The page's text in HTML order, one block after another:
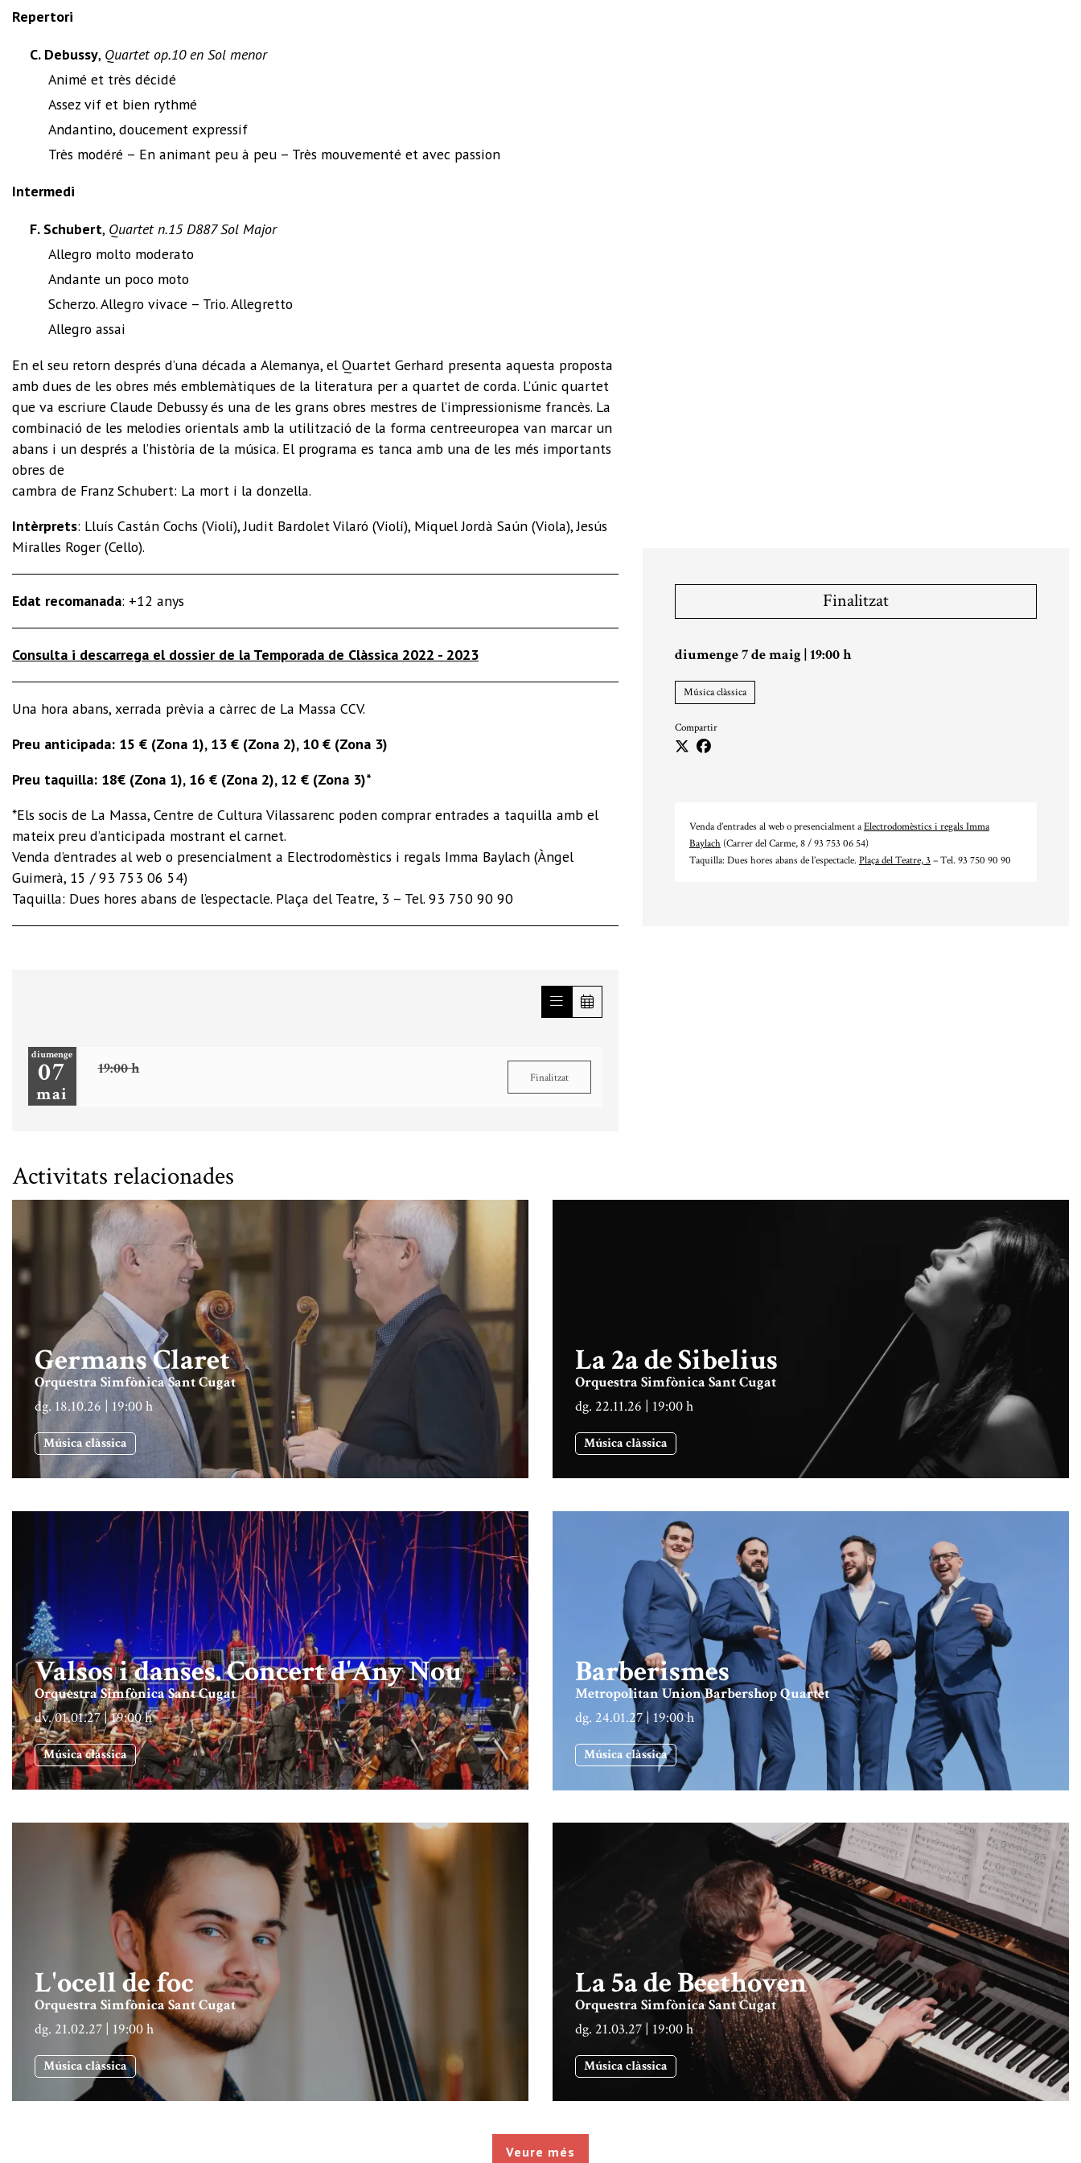
Finalitzat
diumenge 7 de maig | 19:00 h
Música clàssica
Compartir
Venda d’entrades al web o presencialment aElectrodomèstics i regals Imma
Baylach(Carrer del Carme, 8 / 93 753 06 54)
Taquilla: Dues hores abans de l’espectacle.Plaça del Teatre, 3 – Tel. 93 750 90 90
Repertori
C. Debussy, Quartet op.10 en Sol menor
Animé et très décidé
Assez vif et bien rythmé
Andantino, doucement expressif
Très modéré – En animant peu à peu – Très mouvementé et avec passion
Intermedi
F. Schubert, Quartet n.15 D887 Sol Major
Allegro molto moderato
Andante un poco moto
Scherzo. Allegro vivace – Trio. Allegretto
Allegro assai
En el seu retorn després d’una década a Alemanya, el Quartet Gerhard presenta aquesta proposta
amb dues de les obres més emblemàtiques de la literatura per a quartet de corda. L’únic quartet
que va escriure Claude Debussy és una de les grans obres mestres de l’impressionisme francès. La
combinació de les melodies orientals amb la utilització de la forma centreeuropea van marcar un
abans i un després a l’història de la música. El programa es tanca amb una de les més importants
obres de
cambra de Franz Schubert: La mort i la donzella.
Intèrprets: Lluís Castán Cochs (Violí), Judit Bardolet Vilaró (Violí), Miquel Jordà Saún (Viola), Jesús
Miralles Roger (Cello).
Edat recomanada: +12 anys
Consulta i descarrega el dossier de la Temporada de Clàssica 2022 - 2023
Una hora abans, xerrada prèvia a càrrec de La Massa CCV.
Preu anticipada: 15 € (Zona 1), 13 € (Zona 2), 10 € (Zona 3)
Preu taquilla: 18€ (Zona 1), 16 € (Zona 2), 12 € (Zona 3)*
*Els socis de La Massa, Centre de Cultura Vilassarenc poden comprar entrades a taquilla amb el
mateix preu d’anticipada mostrant el carnet.
Venda d’entrades al web o presencialment a Electrodomèstics i regals Imma Baylach (Àngel
Guimerà, 15 / 93 753 06 54)
Taquilla: Dues hores abans de l’espectacle. Plaça del Teatre, 3 – Tel. 93 750 90 90
diumenge
07
mai
19:00 h Finalitzat
Activitats relacionades
Germans Claret
Orquestra Simfònica Sant Cugat
dg. 18.10.26 | 19:00 h
Música clàssica
La 2a de Sibelius
Orquestra Simfònica Sant Cugat
dg. 22.11.26 | 19:00 h
Música clàssica
Valsos i danses. Concert d'Any Nou
Orquestra Simfònica Sant Cugat
dv. 01.01.27|19:00 h
Música clàssica
Barberismes
Metropolitan Union Barbershop Quartet
dg. 24.01.27| 19:00 h
Música clàssica
L'ocell de foc
Orquestra Simfònica Sant Cugat
dg. 21.02.27 | 19:00 h
Música clàssica
La 5a de Beethoven
Orquestra Simfònica Sant Cugat
dg. 21.03.27 | 19:00 h
Música clàssica
Veure més